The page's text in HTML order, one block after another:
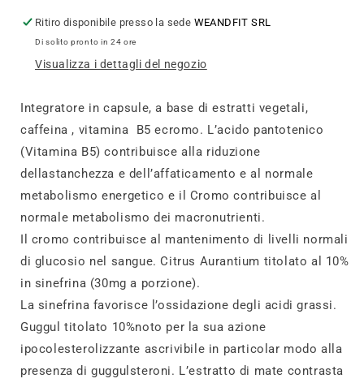
Ritiro disponibile presso la sede WEANDFIT SRL
Di solito pronto in 24 ore
Visualizza i dettagli del negozio
Integratore in capsule, a base di estratti vegetali,
caffeina , vitamina B5 ecromo. L’acido pantotenico
(Vitamina B5) contribuisce alla riduzione
dellastanchezza e dell’affaticamento e al normale
metabolismo energetico e il Cromo contribuisce al
normale metabolismo dei macronutrienti.
Il cromo contribuisce al mantenimento di livelli normali
di glucosio nel sangue. Citrus Aurantium titolato al 10%
in sinefrina (30mg a porzione).
La sinefrina favorisce l’ossidazione degli acidi grassi.
Guggul titolato 10%noto per la sua azione
ipocolesterolizzante ascrivibile in particolar modo alla
presenza di guggulsteroni. L’estratto di mate contrasta